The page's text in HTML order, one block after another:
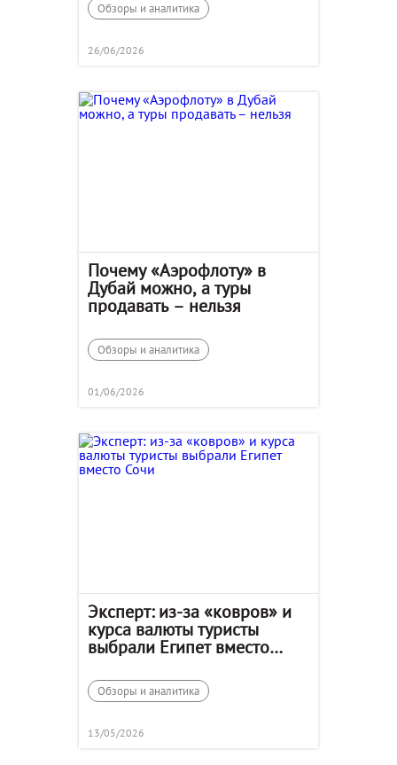
Обзоры и аналитика
26/06/2026
Почему «Аэрофлоту» в
Дубай можно, а туры
продавать – нельзя
Обзоры и аналитика
01/06/2026
Эксперт: из-за «ковров» и
курса валюты туристы
выбрали Египет вместо
Обзоры и аналитика
13/05/2026